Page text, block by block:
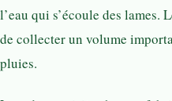
l’eau qui s’écoule des lames.
de collecter un volume
pluies.